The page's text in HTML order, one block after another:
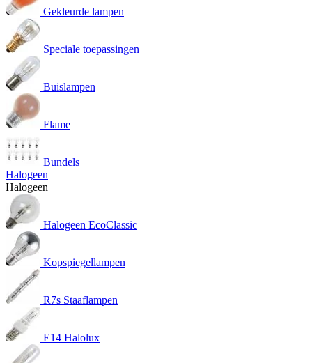
Gekleurde lampen
Speciale toepassingen
Buislampen
Flame
Bundels
Halogeen
Halogeen
Halogeen EcoClassic
Kopspiegellampen
R7s Staaflampen
E14 Halolux